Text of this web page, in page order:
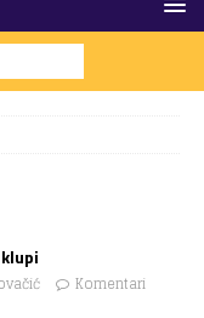
Komentari